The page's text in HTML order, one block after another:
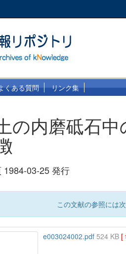
くある質問 リンク集
の内磨砥石
1984-03-25 発行
この文献の参照には
e003024002.pdf524 KB [